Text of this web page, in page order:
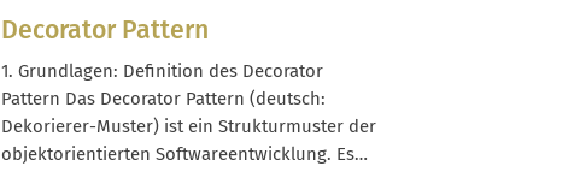
werden kann, landet sie nach definierten
Regeln in dieser separaten Warteschlange. So
gehen fehlerhafte oder problematische
Nachrichten nicht verloren,...
Decorator Pattern
1. Grundlagen: Definition des Decorator
Pattern Das Decorator Pattern (deutsch:
Dekorierer-Muster) ist ein Strukturmuster der
objektorientierten Softwareentwicklung. Es